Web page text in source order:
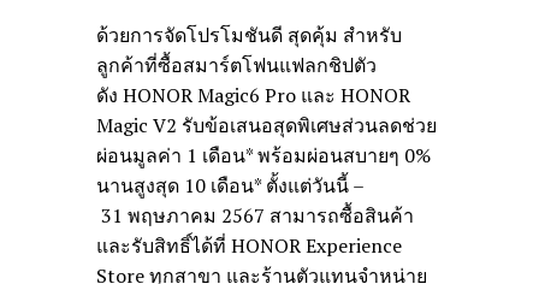
ด้วยการจัดโปรโมชันดี สุดคุ้ม สำหรับ
ลูกค้าที่ซื้อสมาร์ตโฟนแฟลกชิปตัว
ดัง HONOR Magic6 Pro และ HONOR
Magic V2 รับข้อเสนอสุดพิเศษส่วนลดช่วย
ผ่อนมูลค่า 1 เดือน* พร้อมผ่อนสบายๆ 0%
นานสูงสุด 10 เดือน* ตั้งแต่วันนี้ –
31 พฤษภาคม 2567 สามารถซื้อสินค้า
และรับสิทธิ์ได้ที่ HONOR Experience
Store ทุกสาขา และร้านตัวแทนจำหน่าย